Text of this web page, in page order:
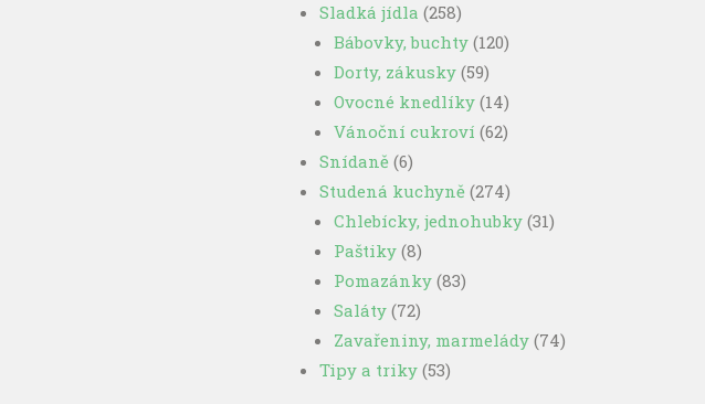
Sladká jídla (258)
Bábovky, buchty (120)
Dorty, zákusky (59)
Ovocné knedlíky (14)
Vánoční cukroví (62)
Snídaně (6)
Studená kuchyně (274)
Chlebícky, jednohubky (31)
Paštiky (8)
Pomazánky (83)
Saláty (72)
Zavařeniny, marmelády (74)
Tipy a triky (53)